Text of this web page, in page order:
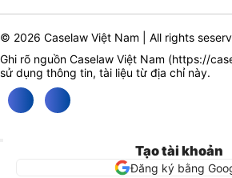
© 2026 Caselaw Việt Nam | All rights
Ghi rõ nguồn Caselaw Việt Nam (https://
sử dụng thông tin, tài liệu từ địa chỉ này.
Tạo tài khoản
Đăng ký bằng